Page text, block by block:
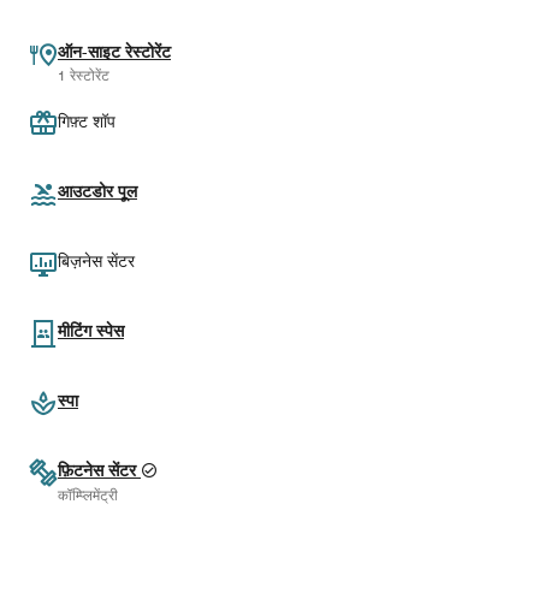
ऑन-साइट रेस्टोरेंट
1 रेस्टोरेंट
गिफ़्ट शॉप
आउटडोर पूल
बिज़नेस सेंटर
मीटिंग स्पेस
स्पा
फ़िटनेस सेंटर
कॉम्प्लिमेंट्री